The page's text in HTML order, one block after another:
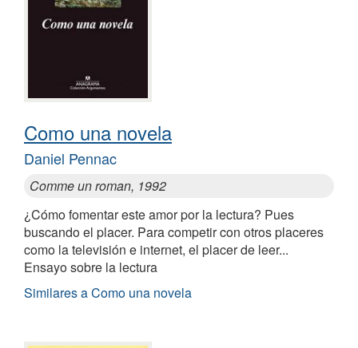
Como una novela
Daniel Pennac
Comme un roman, 1992
¿Cómo fomentar este amor por la lectura? Pues
buscando el placer. Para competir con otros placeres
como la televisión e internet, el placer de leer...
Ensayo sobre la lectura
Similares a Como una novela